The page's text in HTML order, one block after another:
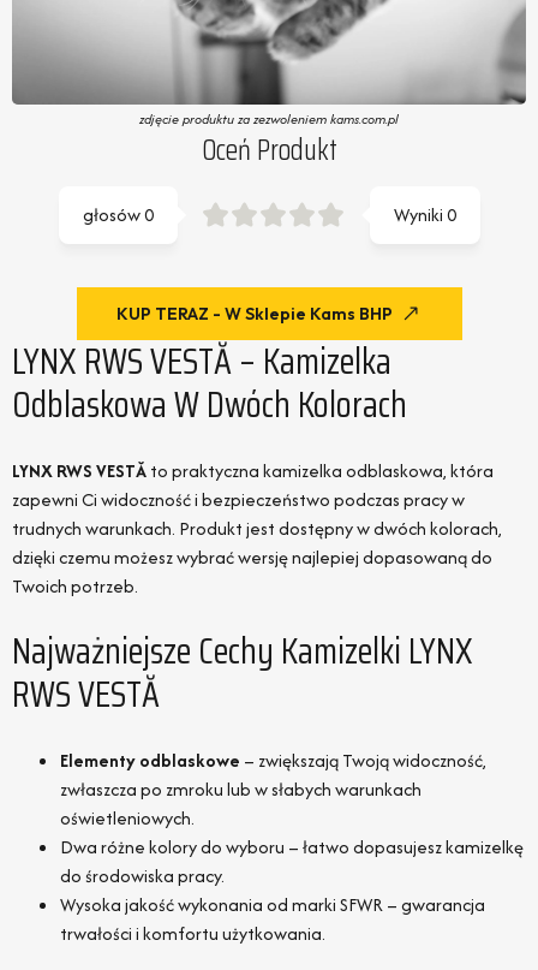
zdjęcie produktu za zezwoleniem kams.com.pl
Oceń Produkt
Wyniki0
głosów0
KUP TERAZ - W Sklepie Kams BHP
LYNX RWS VESTĂ – Kamizelka
Odblaskowa W Dwóch Kolorach
LYNX RWS VESTĂto praktyczna kamizelka odblaskowa, która
zapewni Ci widoczność i bezpieczeństwo podczas pracy w
trudnych warunkach. Produkt jest dostępny w dwóch kolorach,
dzięki czemu możesz wybrać wersję najlepiej dopasowaną do
Twoich potrzeb.
Najważniejsze Cechy Kamizelki LYNX
RWS VESTĂ
Elementy odblaskowe – zwiększają Twoją widoczność,
zwłaszcza po zmroku lub w słabych warunkach
oświetleniowych.
Dwa różne kolory do wyboru – łatwo dopasujesz kamizelkę
do środowiska pracy.
Wysoka jakość wykonania od marki SFWR – gwarancja
trwałości i komfortu użytkowania.